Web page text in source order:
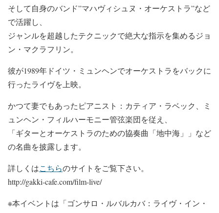
そして自身のバンド”マハヴィシュヌ・オーケストラ”など
で活躍し、
ジャンルを超越したテクニックで絶大な指示を集めるジョ
ン・マクラフリン。
彼が1989年ドイツ・ミュンヘンでオーケストラをバックに
行ったライヴを上映。
かつて妻でもあったピアニスト：カティア・ラベック、ミ
ュンヘン・フィルハーモニー管弦楽団を従え、
「ギターとオーケストラのための協奏曲「地中海」」など
の名曲を披露します。
詳しくはこちらのサイトをご覧下さい。
http://gakki-cafe.com/film-live/
※本イベントは「ゴンサロ・ルバルカバ：ライヴ・イン・